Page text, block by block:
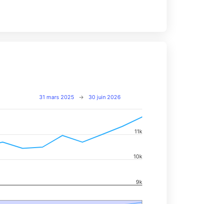
x-axis.
navigator-y-axis.
31 mars 2025 → 30 juin 2026
9k
10k
11k